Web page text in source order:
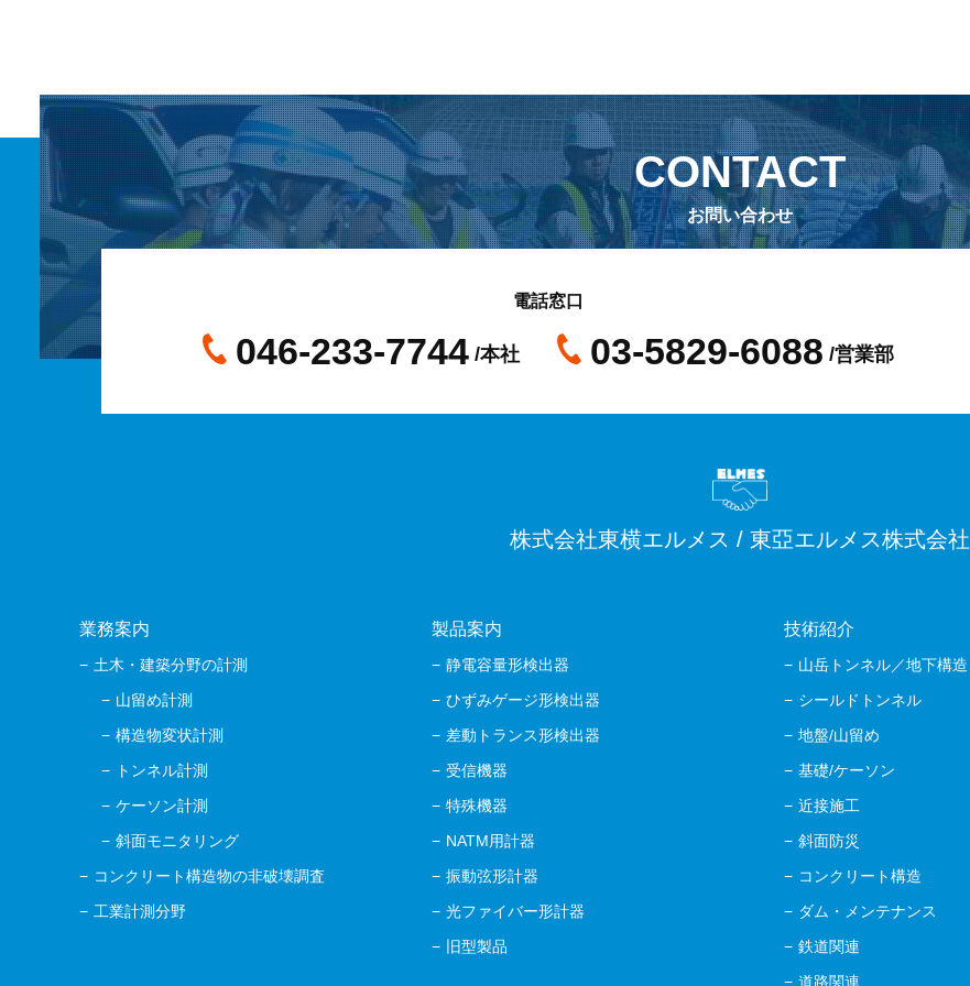
CONTACT
お問い合わせ
電話窓口
046-233-7744 /本社 03-5829-6088 /営業部
株式会社東横エルメス / 東亞エルメス株式会社
業務案内
土木・建築分野の計測
山留め計測
構造物変状計測
トンネル計測
ケーソン計測
斜面モニタリング
コンクリート構造物の非破壊調査
工業計測分野
製品案内
静電容量形検出器
ひずみゲージ形検出器
差動トランス形検出器
受信機器
特殊機器
NATM用計器
振動弦形計器
光ファイバー形計器
旧型製品
技術紹介
山岳トンネル／地下構造
シールドトンネル
地盤/山留め
基礎/ケーソン
近接施工
斜面防災
コンクリート構造
ダム・メンテナンス
鉄道関連
道路関連